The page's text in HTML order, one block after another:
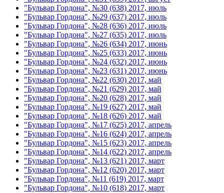
"Бульвар Гордона", №30 (638) 2017, июль
"Бульвар Гордона", №29 (637) 2017, июль
"Бульвар Гордона", №28 (636) 2017, июль
"Бульвар Гордона", №27 (635) 2017, июль
"Бульвар Гордона", №26 (634) 2017, июнь
"Бульвар Гордона", №25 (633) 2017, июнь
"Бульвар Гордона", №24 (632) 2017, июнь
"Бульвар Гордона", №23 (631) 2017, июнь
"Бульвар Гордона", №22 (630) 2017, май
"Бульвар Гордона", №21 (629) 2017, май
"Бульвар Гордона", №20 (628) 2017, май
"Бульвар Гордона", №19 (627) 2017, май
"Бульвар Гордона", №18 (626) 2017, май
"Бульвар Гордона", №17 (625) 2017, апрель
"Бульвар Гордона", №16 (624) 2017, апрель
"Бульвар Гордона", №15 (623) 2017, апрель
"Бульвар Гордона", №14 (622) 2017, апрель
"Бульвар Гордона", №13 (621) 2017, март
"Бульвар Гордона", №12 (620) 2017, март
"Бульвар Гордона", №11 (619) 2017, март
"Бульвар Гордона", №10 (618) 2017, март